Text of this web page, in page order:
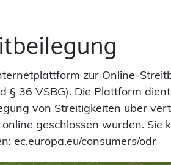
zur Online-
§ 36 VSBG). Die Plattform
von Streitigkeiten über
geschlossen wurden. Sie
ec.europa.eu/consumers/odr